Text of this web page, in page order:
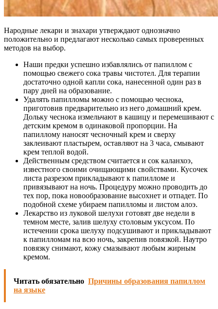
Народные лекари и знахари утверждают однозначно
положительно и предлагают несколько самых проверенных
методов на выбор.
Наши предки успешно избавлялись от папиллом с
помощью свежего сока травы чистотел. Для терапии
достаточно одной капли сока, нанесенной один раз в
пару дней на образование.
Удалять папилломы можно с помощью чеснока,
приготовив предварительно из него домашний крем.
Дольку чеснока измельчают в кашицу и перемешивают с
детским кремом в одинаковой пропорции. На
папиллому наносят чесночный крем и сверху
заклеивают пластырем, оставляют на 3 часа, смывают
крем теплой водой.
Действенным средством считается и сок каланхоэ,
известного своими очищающими свойствами. Кусочек
листа разрезом прикладывают к папилломе и
привязывают на ночь. Процедуру можно проводить до
тех пор, пока новообразование высохнет и отпадет. По
подобной схеме убираем папилломы и листом алоэ.
Лекарство из луковой шелухи готовят две недели в
темном месте, залив шелуху столовым уксусом. По
истечении срока шелуху подсушивают и прикладывают
к папилломам на всю ночь, закрепив повязкой. Наутро
повязку снимают, кожу смазывают любым жирным
кремом.
Читать обязательно Причины образования папиллом
на языке